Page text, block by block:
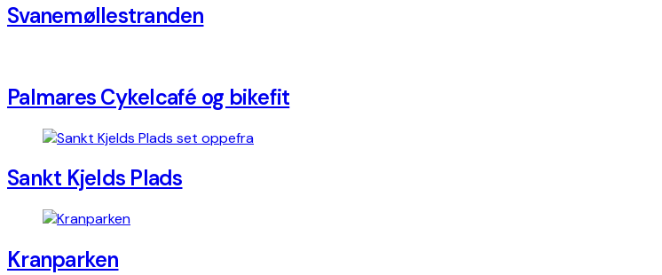
Svanemøllestranden
Palmares Cykelcafé og bikefit
Sankt Kjelds Plads
Kranparken